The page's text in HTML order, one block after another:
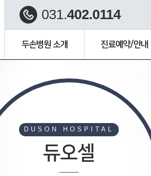
031.402.0114
두손병원 소개 진료예약/안내
DUSON HOSPITAL
듀오셀